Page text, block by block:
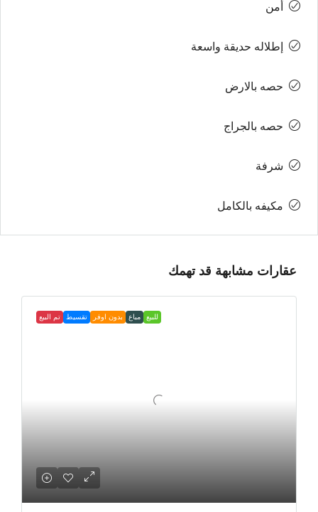
أمن
إطلاله حديقة واسعة
حصه بالارض
حصه بالجراج
شرفة
مكيفه بالكامل
عقارات مشابهة قد تهمك
للبيع مباع بدون اوفر تقسيط تم البيع